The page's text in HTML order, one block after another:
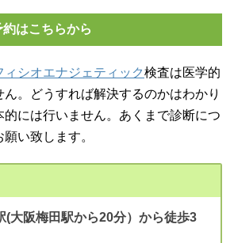
はこちらから
ィシオエナジェティック検査は医学的
。どうすれば解決するのかはわかり
的には行いません。あくまで診断につ
い致します。
(大阪梅田駅から20分）から徒歩3